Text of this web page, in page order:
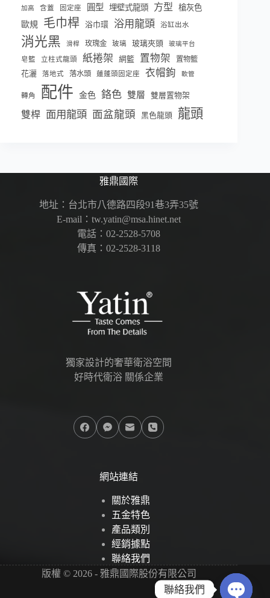
加高 含蓋 固定座 圓型 埋壁式龍頭 方型
槍灰色
歐規
毛巾桿 浴巾環 浴用龍頭 浴缸出水
消光黑 滑桿 玫瑰金 玻璃 玻璃夾頭 玻璃平台
皂籃 立柱式龍頭 紙捲架 網籃 置物架
置物籃
花灑
落地式 落水頭 蓮蓬頭固定座 衣帽鉤 軟管
轉角 配件 金色 鉻色 雙層 雙層置物架
雙桿 面用龍頭 面盆龍頭 黑色龍頭 龍頭
雅鼎國際
地址：台北市八德路四段91巷3弄35號
E-mail：tw.yatin@msa.hinet.net
電話：02-2528-5708
傳真：02-2528-3118
獨家設計的奢華衛浴空間
好時代衛浴 關係企業
網站連結
關於雅鼎
五金特色
產品類別
經銷據點
聯絡我們
版權 © 2026 - 雅鼎國際股份有限公司
聯絡我們